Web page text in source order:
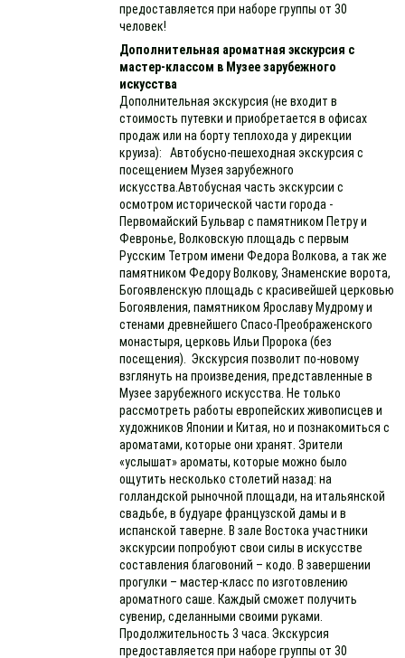
предоставляется при наборе группы от 30
человек!
Дополнительная ароматная экскурсия с
мастер-классом в Музее зарубежного
искусства
Дополнительная экскурсия (не входит в
стоимость путевки и приобретается в офисах
продаж или на борту теплохода у дирекции
круиза): Автобусно-пешеходная экскурсия с
посещением Музея зарубежного
искусства.Автобусная часть экскурсии с
осмотром исторической части города -
Первомайский Бульвар с памятником Петру и
Февронье, Волковскую площадь с первым
Русским Тетром имени Федора Волкова, а так же
памятником Федору Волкову, Знаменские ворота,
Богоявленскую площадь с красивейшей церковью
Богоявления, памятником Ярославу Мудрому и
стенами древнейшего Спасо-Преображенского
монастыря, церковь Ильи Пророка (без
посещения). Экскурсия позволит по-новому
взглянуть на произведения, представленные в
Музее зарубежного искусства. Не только
рассмотреть работы европейских живописцев и
художников Японии и Китая, но и познакомиться с
ароматами, которые они хранят. Зрители
«услышат» ароматы, которые можно было
ощутить несколько столетий назад: на
голландской рыночной площади, на итальянской
свадьбе, в будуаре французской дамы и в
испанской таверне. В зале Востока участники
экскурсии попробуют свои силы в искусстве
составления благовоний – кодо. В завершении
прогулки – мастер-класс по изготовлению
ароматного саше. Каждый сможет получить
сувенир, сделанными своими руками.
Продолжительность 3 часа. Экскурсия
предоставляется при наборе группы от 30